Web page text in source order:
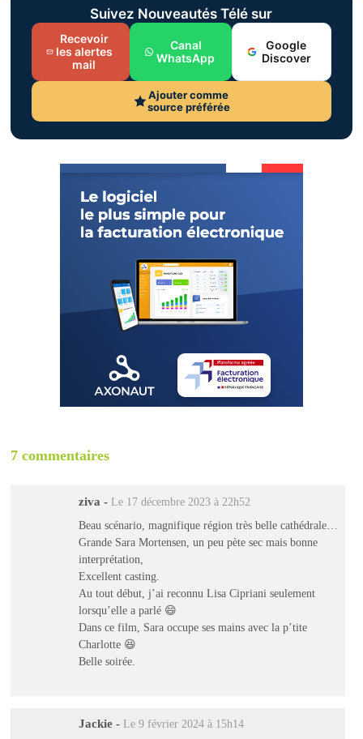
Suivez Nouveautés Télé sur
Recevoir
les alertes
mail
Canal
WhatsApp
Google
Discover
Ajouter comme
source préférée
7 commentaires
ziva - Le 17 décembre 2023 à 22h52
Beau scénario, magnifique région très belle cathédrale…
Grande Sara Mortensen, un peu pète sec mais bonne
interprétation,
Excellent casting.
Au tout début, j’ai reconnu Lisa Cipriani seulement
lorsqu’elle a parlé 😄
Dans ce film, Sara occupe ses mains avec la p’tite
Charlotte 😆
Belle soirée.
Jackie - Le 9 février 2024 à 15h14